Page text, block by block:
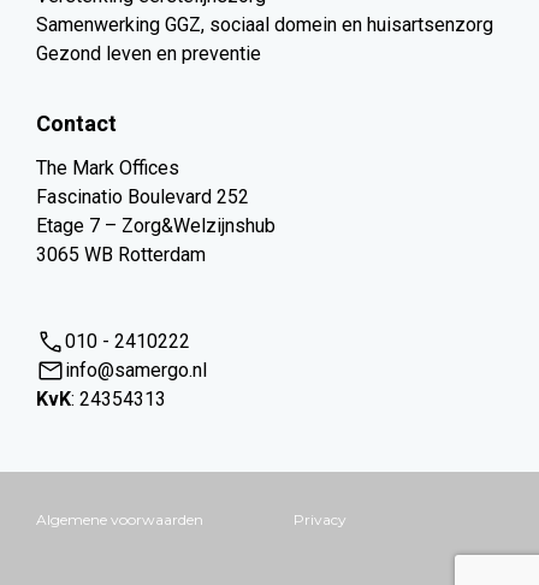
Samenwerking GGZ, sociaal domein en huisartsenzorg
Gezond leven en preventie
Contact
The Mark Offices
Fascinatio Boulevard 252
Etage 7 – Zorg&Welzijnshub
3065 WB Rotterdam
010 - 2410222
info@samergo.nl
KvK: 24354313
Algemene voorwaarden Privacy